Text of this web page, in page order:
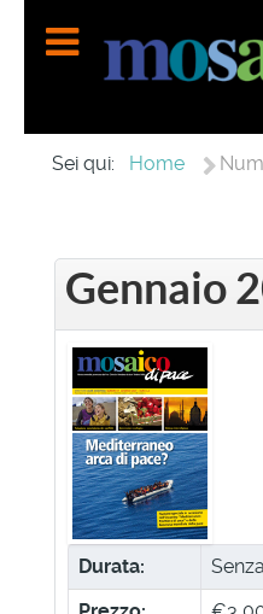
Sei qui: Home
Gennaio
Durata: